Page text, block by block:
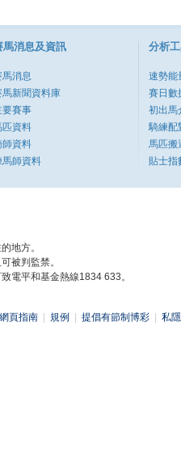
馬消息及資訊
馬消息
馬新聞資料庫
要賽事
匹資料
師資料
馬師資料
分析
速勢能
賽日數
初出馬
騎練配
馬匹搬
貼士指
地方。
被判監禁。
電平和基金熱線1834 633。
網頁指南 規例 提倡有節制博彩 私